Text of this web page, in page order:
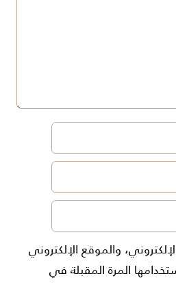
والموقع الإلكتروني
المرة المقبلة في